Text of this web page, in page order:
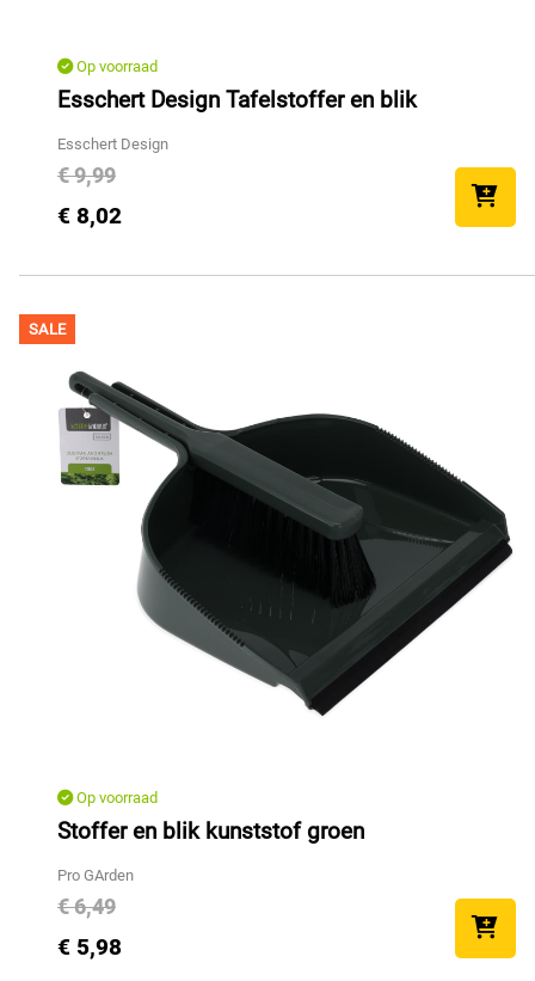
Op voorraad
Esschert Design Tafelstoffer en blik
Esschert Design
€ 9,99
€ 8,02
SALE
Op voorraad
Stoffer en blik kunststof groen
Pro GArden
€ 6,49
€ 5,98